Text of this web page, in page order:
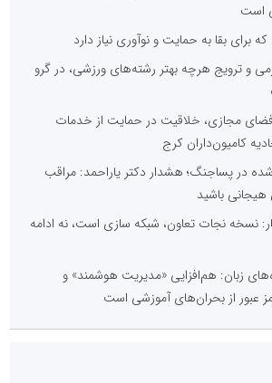
است
برای بقا به حمایت و نوآوری نیاز دارد
و ترویج هرچه بهتر رشته‌های ورزشی، در گرو
فضای مجازی، خلاقیت در حمایت از خدمات
کامیون‌داران کرج
در پساجنگ؛ هشدار دکتر یاراحمد: مراقب
هیجانی باشید
نسخه نجات تعاون، شبکه سازی است، نه ادامه
زبان: هم‌افزایی «مدیریت هوشمند» و
عبور از بحران‌های آموزشی است